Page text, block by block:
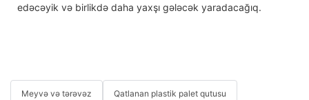
edəcəyik və birlikdə daha yaxşı gələcək yaradacağıq.
Meyvə və tərəvəz Qatlanan plastik palet qutusu